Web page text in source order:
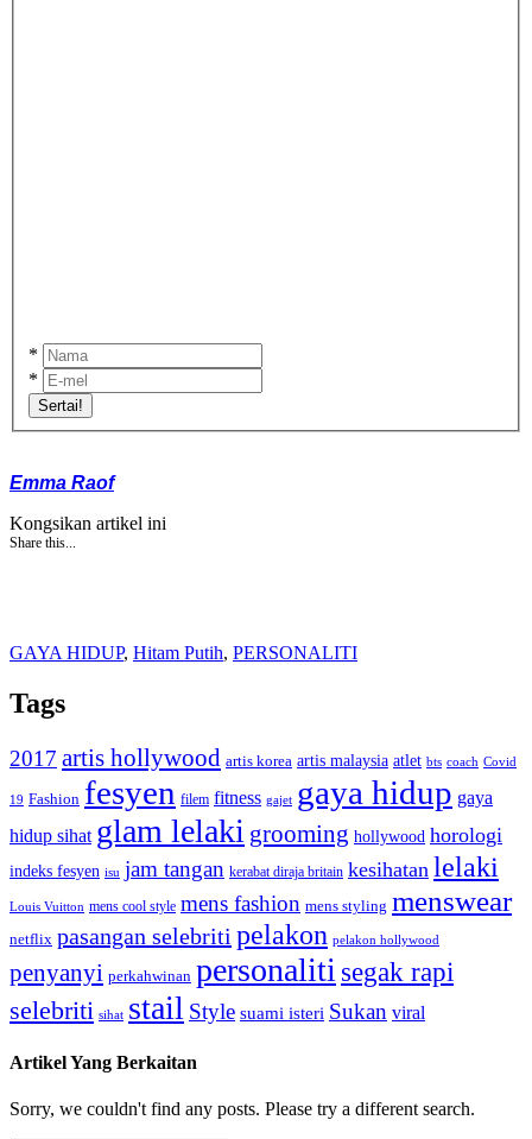
*
*
Sertai!
Emma Raof
Kongsikan artikel ini
Share this...
GAYA HIDUP, Hitam Putih, PERSONALITI
Tags
2017 artis hollywood artis korea artis malaysia atlet bts coach Covid
19 Fashion fesyen filem fitness gajet gaya hidup gaya
hidup sihat glam lelaki grooming hollywood horologi
indeks fesyen isu jam tangan kerabat diraja britain kesihatan lelaki
Louis Vuitton mens cool style mens fashion mens styling menswear
netflix pasangan selebriti pelakon pelakon hollywood
penyanyi perkahwinan personaliti segak rapi
selebriti sihat stail Style suami isteri Sukan viral
Artikel Yang Berkaitan
Sorry, we couldn't find any posts. Please try a different search.